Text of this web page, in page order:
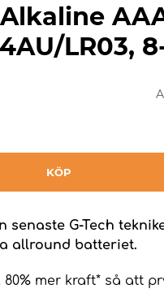
LR03,
KÖP
senaste G-Tech
allround batteriet.
mer kraft* så att